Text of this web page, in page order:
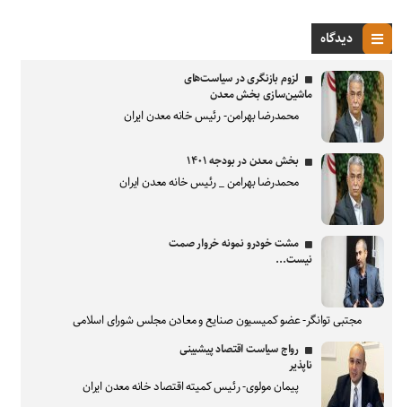
دیدگاه
لزوم بازنگری در سیاست‌های
ماشین‌سازی بخش معدن
محمدرضا بهرامن- رئیس خانه معدن ایران
بخش معدن در بودجه ۱۴۰۱
محمدرضا بهرامن _ رئیس خانه معدن ایران
مشت خودرو نمونه خروار صمت
نیست...
مجتبی توانگر- عضو کمیسیون صنایع و معادن مجلس شورای اسلامی
رواج سیاست اقتصاد پیشبینی
ناپذیر
پیمان مولوی- رئیس کمیته اقتصاد خانه معدن ایران